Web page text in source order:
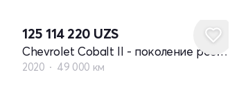
125 114 220 UZS
Chevrolet Cobalt II - поколение рестайлинг
2020 49 000 км